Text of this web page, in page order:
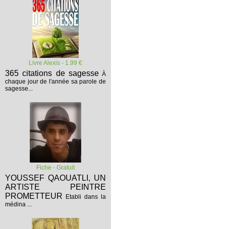
Livre Alexis - 1.99 €
365 citations de sagesse À
chaque jour de l'année sa parole de
sagesse...
Fiche - Gratuit
YOUSSEF QAOUATLI, UN
ARTISTE PEINTRE
PROMETTEUR
Etabli dans la
médina ...